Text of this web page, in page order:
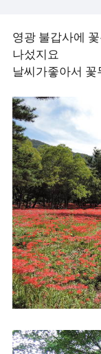
영광 불갑사에
나섰지요
날씨가좋아서